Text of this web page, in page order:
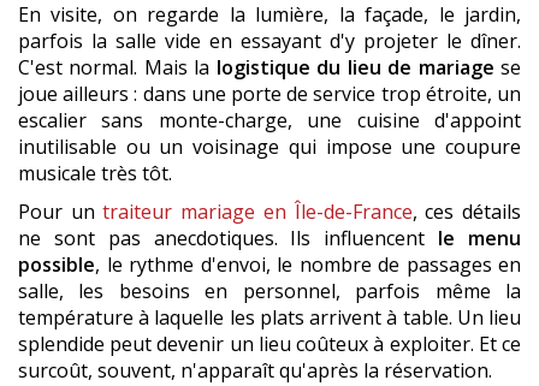
En visite, on regarde la lumière, la façade, le jardin,
parfois la salle vide en essayant d'y projeter le dîner.
C'est normal. Mais la logistique du lieu de mariage se
joue ailleurs : dans une porte de service trop étroite, un
escalier sans monte-charge, une cuisine d'appoint
inutilisable ou un voisinage qui impose une coupure
musicale très tôt.
Pour untraiteur mariage en Île-de-France, ces détails
ne sont pas anecdotiques. Ils influencent le menu
possible, le rythme d'envoi, le nombre de passages en
salle, les besoins en personnel, parfois même la
température à laquelle les plats arrivent à table. Un lieu
splendide peut devenir un lieu coûteux à exploiter. Et ce
surcoût, souvent, n'apparaît qu'après la réservation.